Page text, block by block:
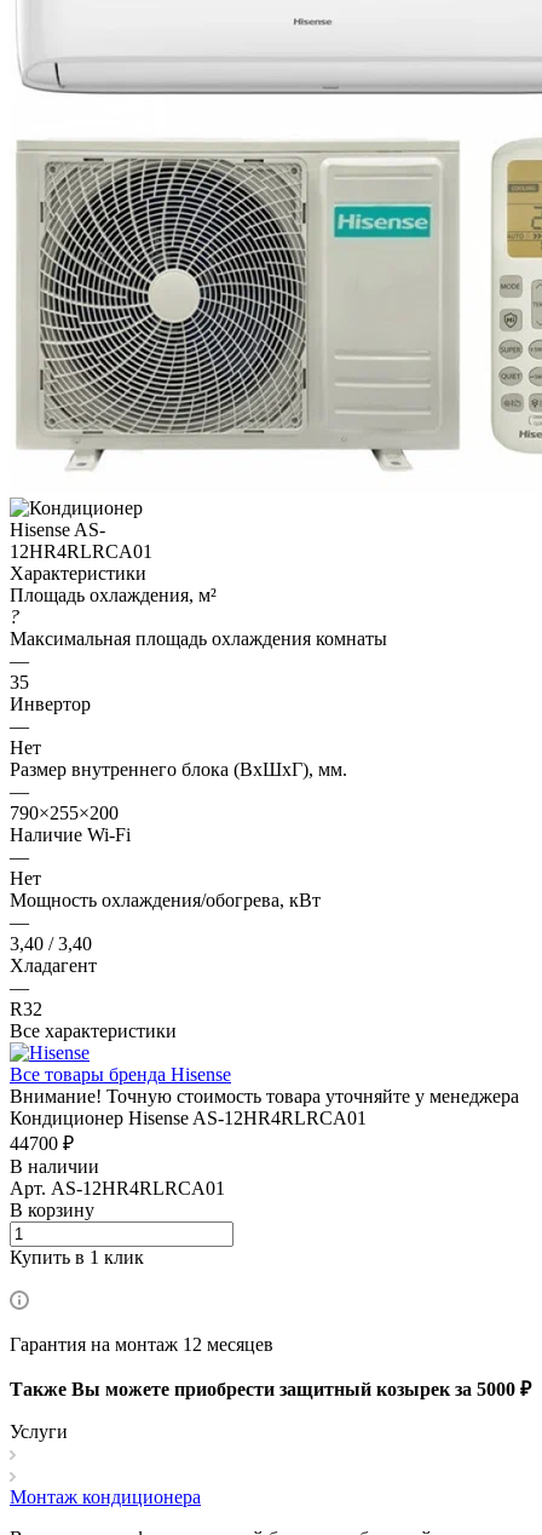
Характеристики
Площадь охлаждения, м²
?
Максимальная площадь охлаждения комнаты
—
35
Инвертор
—
Нет
Размер внутреннего блока (ВхШхГ), мм.
—
790×255×200
Наличие Wi-Fi
—
Нет
Мощность охлаждения/обогрева, кВт
—
3,40 / 3,40
Хладагент
—
R32
Все характеристики
Все товары бренда Hisense
Внимание! Точную стоимость товара уточняйте у менеджера
Кондиционер Hisense AS-12HR4RLRCA01
44700 ₽
В наличии
Арт. AS-12HR4RLRCA01
В корзину
Купить в 1 клик
Гарантия на монтаж 12 месяцев
Также Вы можете приобрести защитный козырек за 5000 ₽
Услуги
Монтаж кондиционера